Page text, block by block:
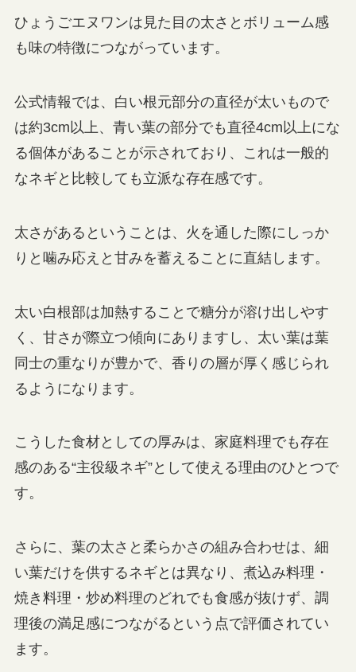
ひょうごエヌワンは見た目の太さとボリューム感
も味の特徴につながっています。
公式情報では、白い根元部分の直径が太いもので
は約3cm以上、青い葉の部分でも直径4cm以上にな
る個体があることが示されており、これは一般的
なネギと比較しても立派な存在感です。
太さがあるということは、火を通した際にしっか
りと噛み応えと甘みを蓄えることに直結します。
太い白根部は加熱することで糖分が溶け出しやす
く、甘さが際立つ傾向にありますし、太い葉は葉
同士の重なりが豊かで、香りの層が厚く感じられ
るようになります。
こうした食材としての厚みは、家庭料理でも存在
感のある“主役級ネギ”として使える理由のひとつで
す。
さらに、葉の太さと柔らかさの組み合わせは、細
い葉だけを供するネギとは異なり、煮込み料理・
焼き料理・炒め料理のどれでも食感が抜けず、調
理後の満足感につながるという点で評価されてい
ます。